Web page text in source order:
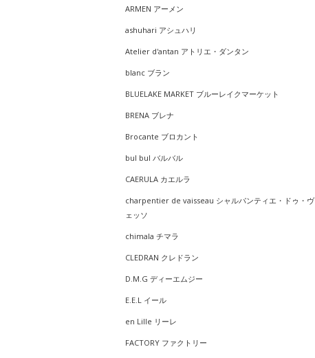
ARMEN アーメン
ashuhari アシュハリ
Atelier d'antan アトリエ・ダンタン
blanc ブラン
BLUELAKE MARKET ブルーレイクマーケット
BRENA ブレナ
Brocante ブロカント
bul bul バルバル
CAERULA カエルラ
charpentier de vaisseau シャルパンティエ・ドゥ・ヴ
ェッソ
chimala チマラ
CLEDRAN クレドラン
D.M.G ディーエムジー
E.E.L イール
en Lille リーレ
FACTORY ファクトリー